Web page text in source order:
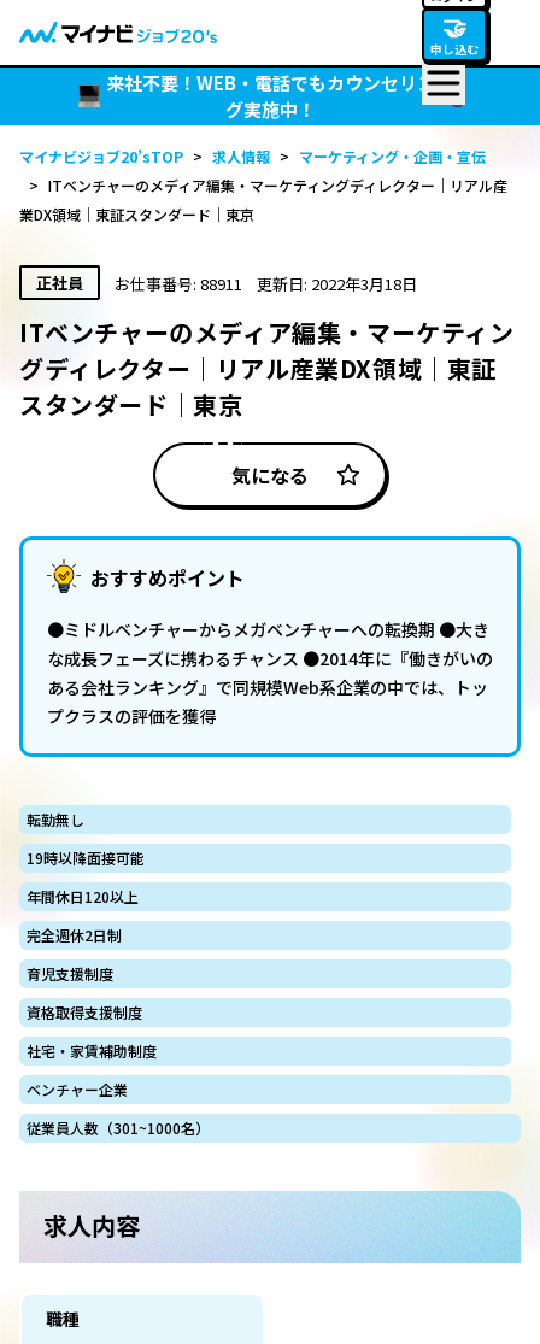
🤝
申し込む
来社不要！WEB・電話でもカウンセリン
グ実施中！
マイナビジョブ20’sTOP > 求人情報 > マーケティング・企画・宣伝
> ITベンチャーのメディア編集・マーケティングディレクター｜リアル産
業DX領域｜東証スタンダード｜東京
正社員 お仕事番号: 88911 更新日: 2022年3月18日
ITベンチャーのメディア編集・マーケティン
グディレクター｜リアル産業DX領域｜東証
スタンダード｜東京
気になる
おすすめポイント
●ミドルベンチャーからメガベンチャーへの転換期 ●大き
な成長フェーズに携わるチャンス ●2014年に『働きがいの
ある会社ランキング』で同規模Web系企業の中では、トッ
プクラスの評価を獲得
転勤無し
19時以降面接可能
年間休日120以上
完全週休2日制
育児支援制度
資格取得支援制度
社宅・家賃補助制度
ベンチャー企業
従業員人数（301~1000名）
求人内容
職種